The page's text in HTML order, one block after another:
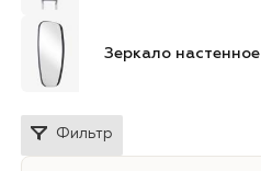
Зеркало настенное
Фильтр